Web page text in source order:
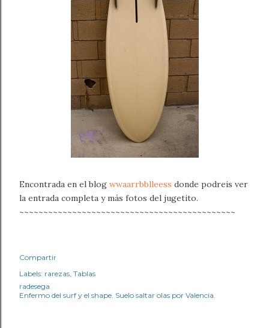
Encontrada en el blog wwaarrbblleess donde podreis ver
la entrada completa y más fotos del jugetito.
~~~~~~~~~~~~~~~~~~~~~~~~~~~~~~~~~~~~~~~~~~~~~
Compartir
Labels: rarezas Tablas
radesega
Enfermo del surf y el shape. Suelo saltar olas por Valencia.